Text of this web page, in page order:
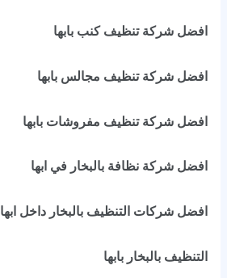
افضل شركة تنظيف كنب بابها
افضل شركة تنظيف مجالس بابها
افضل شركة تنظيف مفروشات بابها
افضل شركة نظافة بالبخار في ابها
افضل شركات التنظيف بالبخار داخل ابها
التنظيف بالبخار بابها